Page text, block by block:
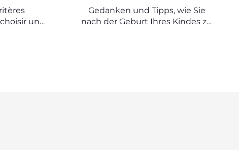
un
NACH DER MUTTERSCHAFT
Gedanken und Tipps, wie Sie
nach der Geburt Ihres Kindes zu